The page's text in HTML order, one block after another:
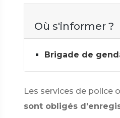
Où s'informer ?
Brigade de
Les services de police
sont obligés